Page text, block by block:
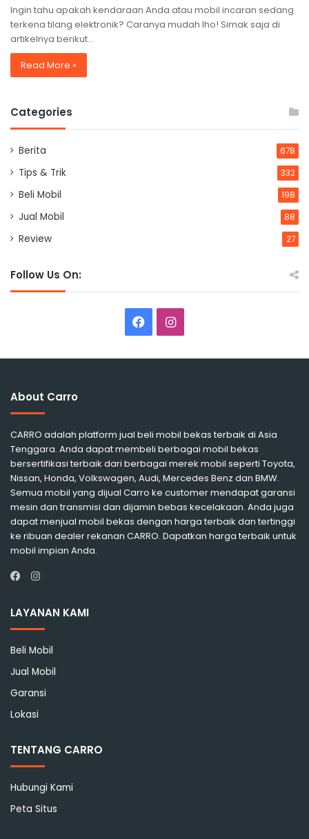
Ingin tahu apakah kendaraan Anda atau mobil incaran sedang
terkena tilang elektronik? Caranya mudah lho! Simak saja di
artikelnya berikut…
Read More »
Categories
Berita 678
Tips & Trik 332
Beli Mobil 198
Jual Mobil 88
Review 27
Follow Us On:
FacebookInstagram
About Carro
CARRO adalah platform jual beli mobil bekas terbaik di Asia
Tenggara. Anda dapat membeli berbagai mobil bekas
bersertifikasi terbaik dari berbagai merek mobil seperti Toyota,
Nissan, Honda, Volkswagen, Audi, Mercedes Benz dan BMW.
Semua mobil yang dijual Carro ke customer mendapat garansi
mesin dan transmisi dan dijamin bebas kecelakaan. Anda juga
dapat menjual mobil bekas dengan harga terbaik dan tertinggi
ke ribuan dealer rekanan CARRO. Dapatkan harga terbaik untuk
mobil impian Anda.
Instagram
LAYANAN KAMI
Beli Mobil
Jual Mobil
Garansi
Lokasi
TENTANG CARRO
Hubungi Kami
Peta Situs